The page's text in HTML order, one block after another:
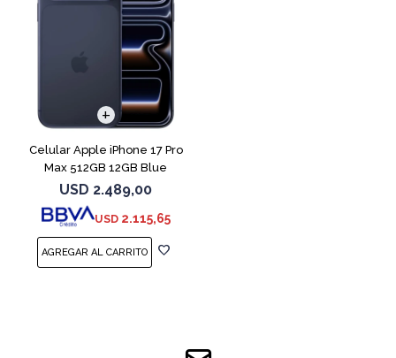
Celular Apple iPhone 17 Pro
Max 512GB 12GB Blue
USD 2.489,00
USD 2.115,65